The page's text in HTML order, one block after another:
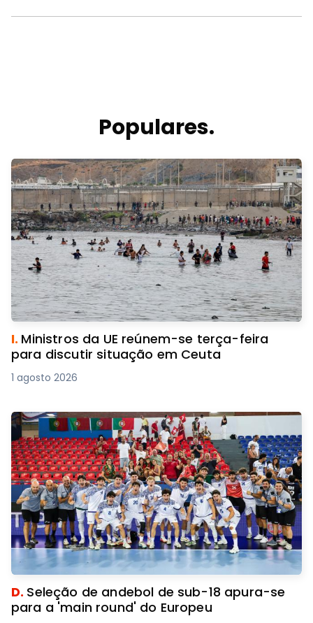
Populares.
I. Ministros da UE reúnem-se terça-feira
para discutir situação em Ceuta
1 agosto 2026
D. Seleção de andebol de sub-18 apura-se
para a 'main round' do Europeu